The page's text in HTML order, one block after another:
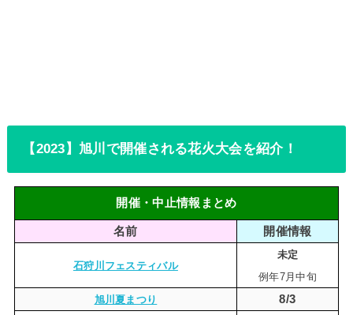
【2023】旭川で開催される花火大会を紹介！
開催・中止情報まとめ
名前 開催情報
石狩川フェスティバル
未定
例年7月中旬
旭川夏まつり
8/3